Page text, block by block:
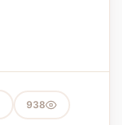
938